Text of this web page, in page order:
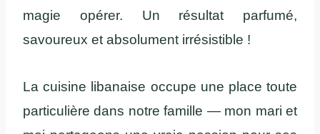
magie opérer. Un résultat parfumé,
savoureux et absolument irrésistible !
La cuisine libanaise occupe une place toute
particulière dans notre famille — mon mari et